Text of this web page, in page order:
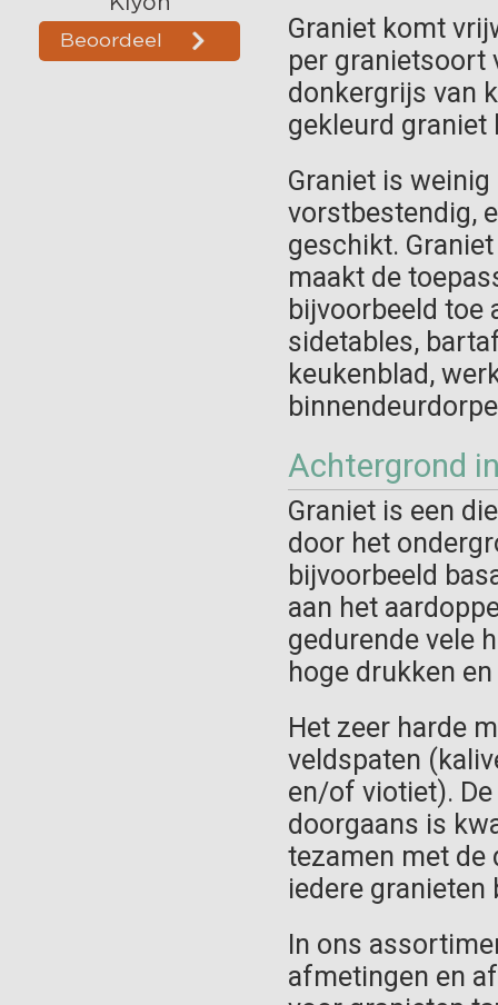
Graniet komt
per granietsoort
donkergrijs van
gekleurd graniet
Graniet is
vorstbestendig,
geschikt.
maakt de
bijvoorbeeld toe
sidetables,
keukenblad,
Achtergrond
Graniet is een
door het
bijvoorbeeld
aan het
gedurende vele
hoge drukken
Het zeer harde
veldspaten
en/of viotiet).
doorgaans is
tezamen met de
iedere
In ons
afmetingen en